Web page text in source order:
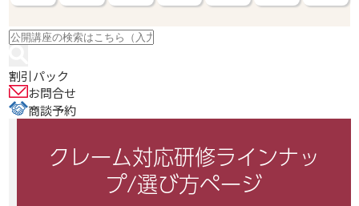
割引パック
お問合せ
商談予約
クレーム対応研修ラインナッ
プ/選び方ページ